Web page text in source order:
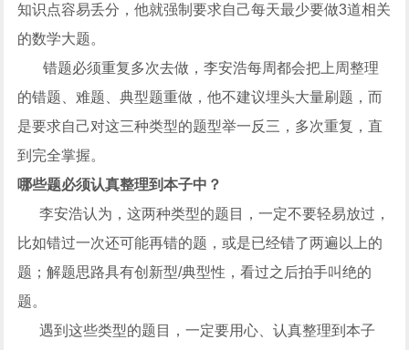
知识点容易丢分，他就强制要求自己每天最少要做3道相关
的数学大题。
错题必须重复多次去做，李安浩每周都会把上周整理
的错题、难题、典型题重做，他不建议埋头大量刷题，而
是要求自己对这三种类型的题型举一反三，多次重复，直
到完全掌握。
哪些题必须认真整理到本子中？
李安浩认为，这两种类型的题目，一定不要轻易放过，
比如错过一次还可能再错的题，或是已经错了两遍以上的
题；解题思路具有创新型/典型性，看过之后拍手叫绝的
题。
遇到这些类型的题目，一定要用心、认真整理到本子